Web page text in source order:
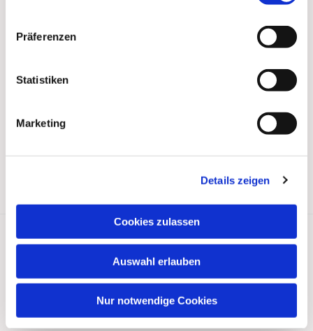
Präferenzen
Statistiken
Marketing
Details zeigen
Cookies zulassen
Auswahl erlauben
Nur notwendige Cookies
Ev. Christusgemeinde Sayn-Wied Westerwald
Hauptstraße 47
02680 / 242